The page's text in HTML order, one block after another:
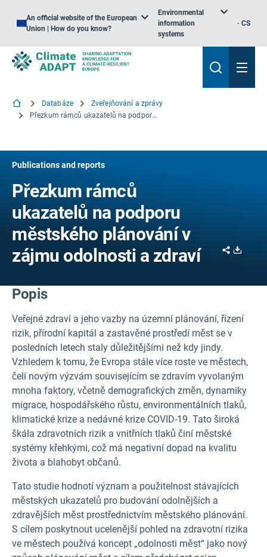
An official website of the European
Union | How do you know?
Environmental
information
systems
CS
Databáze
Zveřejňování a zprávy
Přezkum rámců ukazatelů na podporu městského plánování v zájmu odolnosti a zdraví
Publications and reports
Přezkum rámců
ukazatelů na podporu
městského plánování v
zájmu odolnosti a zdraví
Share
Popis
Veřejné zdraví a jeho vazby na územní plánování, řízení
rizik, přírodní kapitál a zastavěné prostředí měst se v
posledních letech staly důležitějšími než kdy jindy.
Vzhledem k tomu, že Evropa stále více roste ve městech,
čelí novým výzvám souvisejícím se zdravím vyvolaným
mnoha faktory, včetně demografických změn, dynamiky
migrace, hospodářského růstu, environmentálních tlaků,
klimatické krize a nedávné krize COVID-19. Tato široká
škála zdravotních rizik a vnitřních tlaků činí městské
systémy křehkými, což má negativní dopad na kvalitu
života a blahobyt občanů.
Tato studie hodnotí význam a použitelnost stávajících
městských ukazatelů pro budování odolnějších a
zdravějších měst prostřednictvím městského plánování.
S cílem poskytnout ucelenější pohled na zdravotní rizika
ve městech používá koncept „odolnosti měst“ jako nový